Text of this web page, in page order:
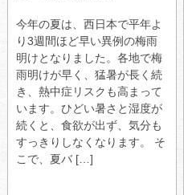
今年の夏は、西日本で平年よ
り3週間ほど早い異例の梅雨
明けとなりました。各地で梅
雨明けが早く、猛暑が長く続
き、熱中症リスクも高まって
います。ひどい暑さと湿度が
続くと、食欲が出ず、気分も
すっきりしなくなります。 そ
こで、夏バ […]